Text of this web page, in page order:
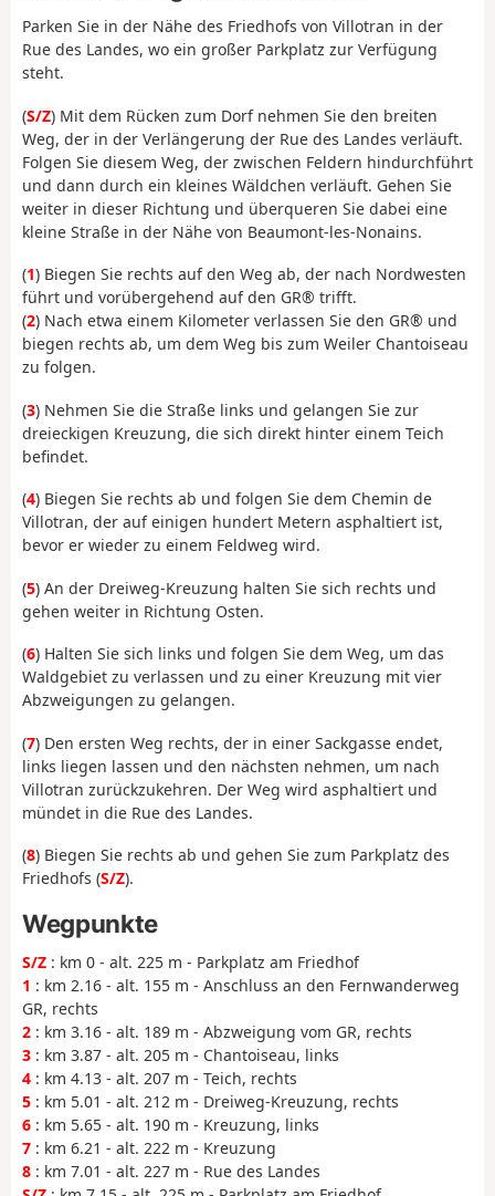
Parken Sie in der Nähe des Friedhofs von Villotran in der
Rue des Landes, wo ein großer Parkplatz zur Verfügung
steht.
(S/Z) Mit dem Rücken zum Dorf nehmen Sie den breiten
Weg, der in der Verlängerung der Rue des Landes verläuft.
Folgen Sie diesem Weg, der zwischen Feldern hindurchführt
und dann durch ein kleines Wäldchen verläuft. Gehen Sie
weiter in dieser Richtung und überqueren Sie dabei eine
kleine Straße in der Nähe von Beaumont-les-Nonains.
(1) Biegen Sie rechts auf den Weg ab, der nach Nordwesten
führt und vorübergehend auf den GR® trifft.
(2) Nach etwa einem Kilometer verlassen Sie den GR® und
biegen rechts ab, um dem Weg bis zum Weiler Chantoiseau
zu folgen.
(3) Nehmen Sie die Straße links und gelangen Sie zur
dreieckigen Kreuzung, die sich direkt hinter einem Teich
befindet.
(4) Biegen Sie rechts ab und folgen Sie dem Chemin de
Villotran, der auf einigen hundert Metern asphaltiert ist,
bevor er wieder zu einem Feldweg wird.
(5) An der Dreiweg-Kreuzung halten Sie sich rechts und
gehen weiter in Richtung Osten.
(6) Halten Sie sich links und folgen Sie dem Weg, um das
Waldgebiet zu verlassen und zu einer Kreuzung mit vier
Abzweigungen zu gelangen.
(7) Den ersten Weg rechts, der in einer Sackgasse endet,
links liegen lassen und den nächsten nehmen, um nach
Villotran zurückzukehren. Der Weg wird asphaltiert und
mündet in die Rue des Landes.
(8) Biegen Sie rechts ab und gehen Sie zum Parkplatz des
Friedhofs (S/Z).
Wegpunkte
S/Z : km 0 - alt. 225 m - Parkplatz am Friedhof
1 : km 2.16 - alt. 155 m - Anschluss an den Fernwanderweg
GR, rechts
2 : km 3.16 - alt. 189 m - Abzweigung vom GR, rechts
3 : km 3.87 - alt. 205 m - Chantoiseau, links
4 : km 4.13 - alt. 207 m - Teich, rechts
5 : km 5.01 - alt. 212 m - Dreiweg-Kreuzung, rechts
6 : km 5.65 - alt. 190 m - Kreuzung, links
7 : km 6.21 - alt. 222 m - Kreuzung
8 : km 7.01 - alt. 227 m - Rue des Landes